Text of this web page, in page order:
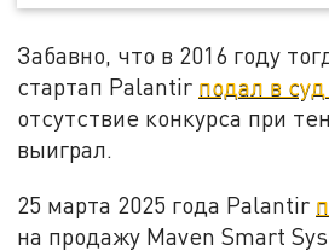
Забавно, что в 2016 году
стартап Palantir подал в
отсутствие конкурса при
выиграл.
25 марта 2025 года Palantir
на продажу Maven Smart